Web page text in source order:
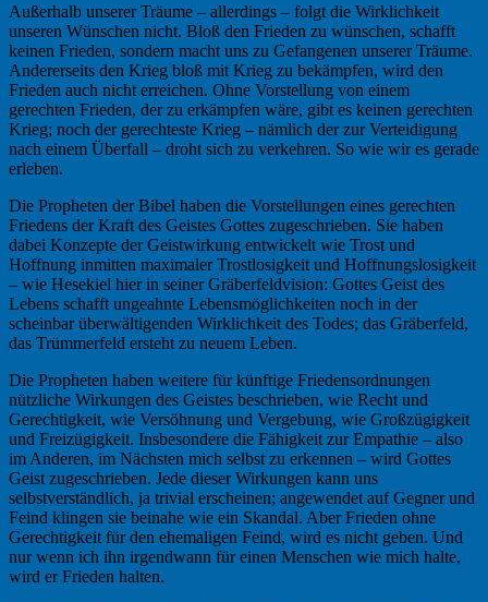
Außerhalb unserer Träume – allerdings – folgt die Wirklichkeit
unseren Wünschen nicht. Bloß den Frieden zu wünschen, schafft
keinen Frieden, sondern macht uns zu Gefangenen unserer Träume.
Andererseits den Krieg bloß mit Krieg zu bekämpfen, wird den
Frieden auch nicht erreichen. Ohne Vorstellung von einem
gerechten Frieden, der zu erkämpfen wäre, gibt es keinen gerechten
Krieg; noch der gerechteste Krieg – nämlich der zur Verteidigung
nach einem Überfall – droht sich zu verkehren. So wie wir es gerade
erleben.
Die Propheten der Bibel haben die Vorstellungen eines gerechten
Friedens der Kraft des Geistes Gottes zugeschrieben. Sie haben
dabei Konzepte der Geistwirkung entwickelt wie Trost und
Hoffnung inmitten maximaler Trostlosigkeit und Hoffnungslosigkeit
– wie Hesekiel hier in seiner Gräberfeldvision: Gottes Geist des
Lebens schafft ungeahnte Lebensmöglichkeiten noch in der
scheinbar überwältigenden Wirklichkeit des Todes; das Gräberfeld,
das Trümmerfeld ersteht zu neuem Leben.
Die Propheten haben weitere für künftige Friedensordnungen
nützliche Wirkungen des Geistes beschrieben, wie Recht und
Gerechtigkeit, wie Versöhnung und Vergebung, wie Großzügigkeit
und Freizügigkeit. Insbesondere die Fähigkeit zur Empathie – also
im Anderen, im Nächsten mich selbst zu erkennen – wird Gottes
Geist zugeschrieben. Jede dieser Wirkungen kann uns
selbstverständlich, ja trivial erscheinen; angewendet auf Gegner und
Feind klingen sie beinahe wie ein Skandal. Aber Frieden ohne
Gerechtigkeit für den ehemaligen Feind, wird es nicht geben. Und
nur wenn ich ihn irgendwann für einen Menschen wie mich halte,
wird er Frieden halten.